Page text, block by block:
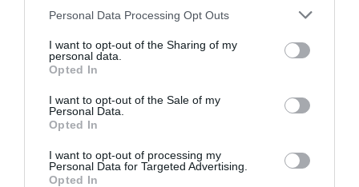
Personal Data Processing Opt Outs
I want to opt-out of the Sharing of my
personal data.
Opted In
I want to opt-out of the Sale of my
Personal Data.
Opted In
I want to opt-out of processing my
Personal Data for Targeted Advertising.
Opted In
Ακολουθήστε το Culturenow.gr